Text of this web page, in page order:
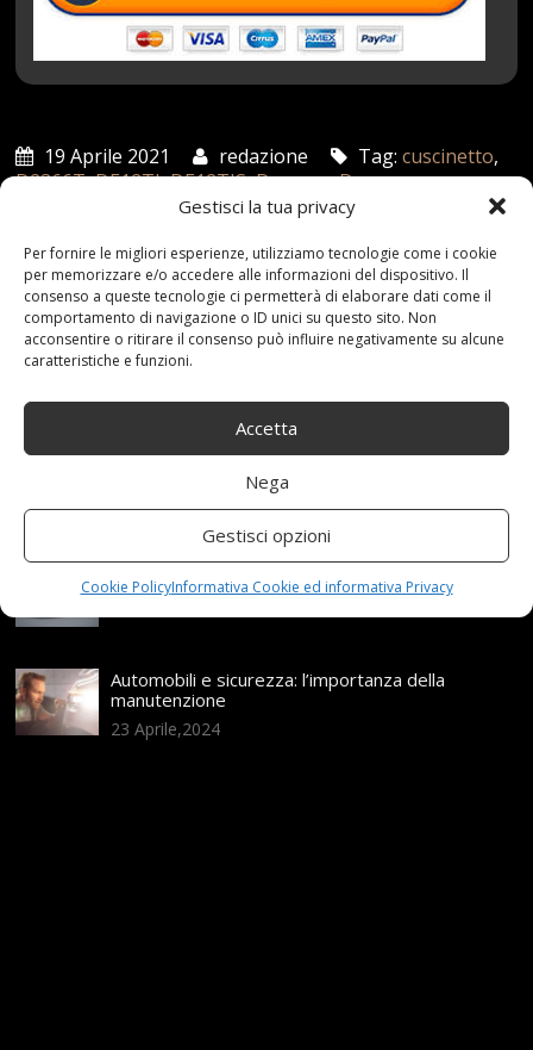
Gestisci la tua privacy
Per fornire le migliori esperienze, utilizziamo tecnologie come i cookie
per memorizzare e/o accedere alle informazioni del dispositivo. Il
consenso a queste tecnologie ci permetterà di elaborare dati come il
comportamento di navigazione o ID unici su questo sito. Non
acconsentire o ritirare il consenso può influire negativamente su alcune
caratteristiche e funzioni.
Accetta
Nega
Gestisci opzioni
Cookie PolicyInformativa Cookie ed informativa Privacy
19 Aprile 2021 redazione Tag:cuscinetto,
D2366T,DE12TI,DE12TIS,Deawoo,Doosan,
,Pistone, ring Categories: Shop
Articoli recenti
Assicurazione auto e sostituzione lunotto: le cose
Range Rover: un’icona tra i luxury SUV
25 Novembre,2024
Nuova MG ZS Hybrid+: i SUV si fanno ibridi
24 Novembre,2024
Automobili e sicurezza: l’importanza della
manutenzione
23 Aprile,2024